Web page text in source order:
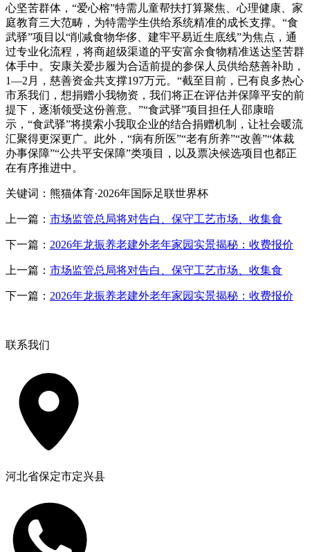
心坚苦群体，“爱心榕”特需儿童帮扶打算聚焦、心理健康、家
庭教育三大范畴，为特需学生供给系统精准的成长支撑。“食
武驿”项目以“削减食物华侈、建牢平易近生底线”为焦点，通
过专业化流程，将商超级渠道的平安富余食物精准送达坚苦群
体手中。安康关爱步履为合适前提的参保人员供给慈善补助，
1—2月，慈善资金共支撑197万元。“截至目前，已有良多热心
市系我们，想捐赠小我物资，我们将正在评估并保障平安的前
提下，逐渐领受这份善意。”“食武驿”项目担任人邵康暗
示，“食武驿”将摸索小我取企业的结合捐赠机制，让社会暖流
汇聚得更深更广。此外，“病有所医”“老有所养”“改善”“体裁
办事保障”“公共平安保障”类项目，以及票决候选项目也都正
在有序推进中。
关键词：熊猫体育·2026年国际足联世界杯
上一篇： 市场监管总局将对告白、保守工艺市场、收集食
下一篇： 2026年龙振养老建外老年家园实景揭秘：收费报价
上一篇： 市场监管总局将对告白、保守工艺市场、收集食
下一篇： 2026年龙振养老建外老年家园实景揭秘：收费报价
联系我们
河北省保定市定兴县